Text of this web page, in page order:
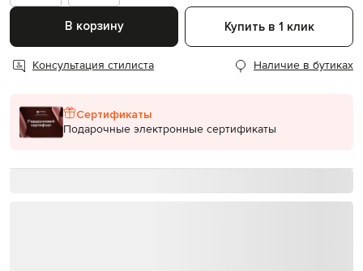
В корзину Купить в 1 клик
Консультация стилиста Наличие в бутиках
Сертификаты
Подарочные электронные сертификаты